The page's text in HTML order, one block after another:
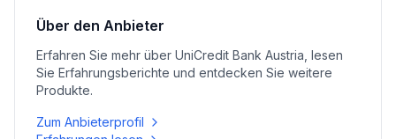
Über den Anbieter
Erfahren Sie mehr über UniCredit Bank Austria , lesen
Sie Erfahrungsberichte und entdecken Sie weitere
Produkte.
Zum Anbieterprofil